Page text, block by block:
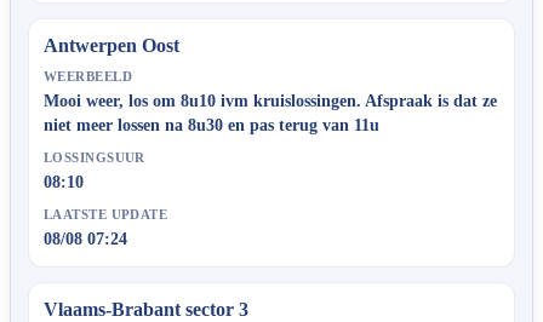
Antwerpen Oost
WEERBEELD
Mooi weer, los om 8u10 ivm kruislossingen. Afspraak is dat ze
niet meer lossen na 8u30 en pas terug van 11u
LOSSINGSUUR
08:10
LAATSTE UPDATE
08/08 07:24
Vlaams-Brabant sector 3